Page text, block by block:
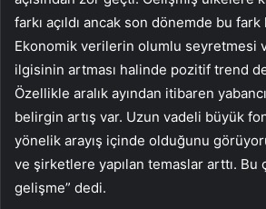
farkı açıldı ancak son dönemde bu fark
Ekonomik verilerin olumlu seyretmesi
ilgisinin artması halinde pozitif trend
Özellikle aralık ayından itibaren
belirgin artış var. Uzun vadeli büyük
yönelik arayış içinde olduğunu
ve şirketlere yapılan temaslar arttı. Bu
gelişme” dedi.